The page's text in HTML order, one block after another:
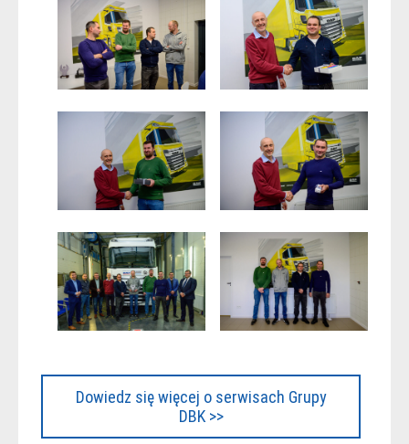
Dowiedz się więcej o serwisach Grupy
DBK >>